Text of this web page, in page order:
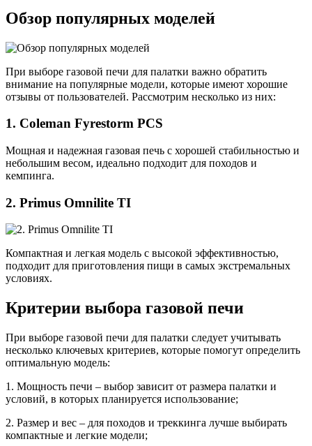
Обзор популярных моделей
При выборе газовой печи для палатки важно обратить
внимание на популярные модели, которые имеют хорошие
отзывы от пользователей. Рассмотрим несколько из них:
1. Coleman Fyrestorm PCS
Мощная и надежная газовая печь с хорошей стабильностью и
небольшим весом, идеально подходит для походов и
кемпинга.
2. Primus Omnilite TI
Компактная и легкая модель с высокой эффективностью,
подходит для приготовления пищи в самых экстремальных
условиях.
Критерии выбора газовой печи
При выборе газовой печи для палатки следует учитывать
несколько ключевых критериев, которые помогут определить
оптимальную модель:
1. Мощность печи – выбор зависит от размера палатки и
условий, в которых планируется использование;
2. Размер и вес – для походов и треккинга лучше выбирать
компактные и легкие модели;